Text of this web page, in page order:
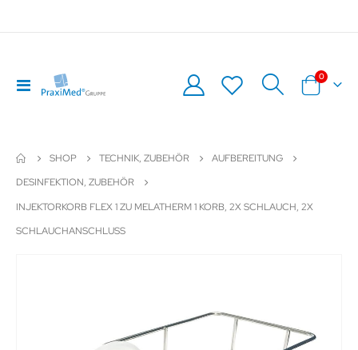
Navigation
umschalten
Warenkorb
0Artikel
SHOP TECHNIK, ZUBEHÖR
AUFBEREITUNG
DESINFEKTION, ZUBEHÖR
INJEKTORKORB FLEX 1 ZU MELATHERM 1 KORB, 2X SCHLAUCH, 2X
SCHLAUCHANSCHLUSS